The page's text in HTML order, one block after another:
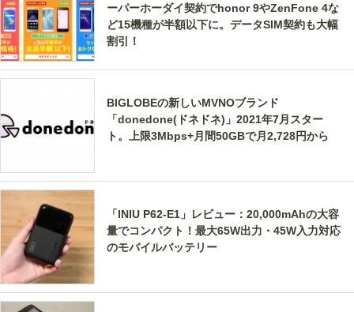
ーパーホーダイ契約でhonor 9やZenFone 4な
ど15機種が半額以下に。データSIM契約も大幅
割引！
BIGLOBEの新しいMVNOブランド
「donedone(ドネドネ)」2021年7月スター
ト。上限3Mbps+月間50GBで月2,728円から
「INIU P62-E1」レビュー：20,000mAhの大容
量でコンパクト！最大65W出力・45W入力対応
のモバイルバッテリー